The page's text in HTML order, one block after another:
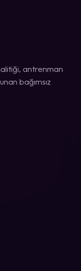
antrenman
bağımsız